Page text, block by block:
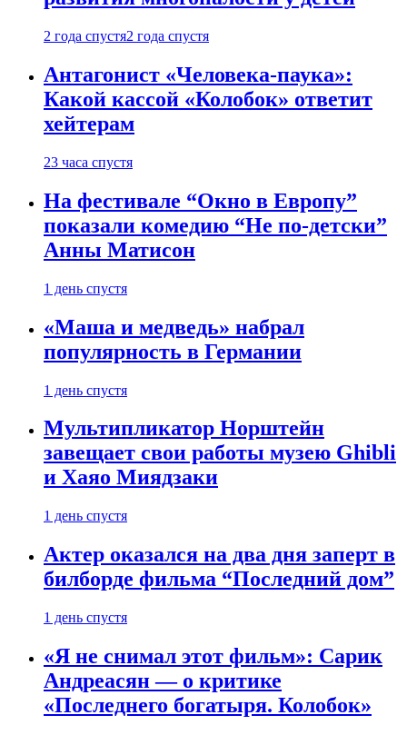
2 года спустя2 года спустя
Антагонист «Человека-паука»:
Какой кассой «Колобок» ответит
хейтерам
23 часа спустя
На фестивале “Окно в Европу”
показали комедию “Не по-детски”
Анны Матисон
1 день спустя
«Маша и медведь» набрал
популярность в Германии
1 день спустя
Мультипликатор Норштейн
завещает свои работы музею Ghibli
и Хаяо Миядзаки
1 день спустя
Актер оказался на два дня заперт в
билборде фильма “Последний дом”
1 день спустя
«Я не снимал этот фильм»: Сарик
Андреасян — о критике
«Последнего богатыря. Колобок»